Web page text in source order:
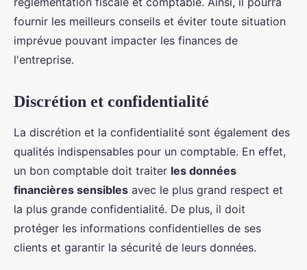
fournir les meilleurs conseils et éviter toute situation
imprévue pouvant impacter les finances de
l'entreprise.
Discrétion et confidentialité
La discrétion et la confidentialité sont également des
qualités indispensables pour un comptable. En effet,
un bon comptable doit traiter les données
financières sensibles avec le plus grand respect et
la plus grande confidentialité. De plus, il doit
protéger les informations confidentielles de ses
clients et garantir la sécurité de leurs données.